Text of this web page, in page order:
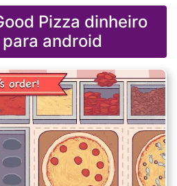
Pizza dinheiro
android